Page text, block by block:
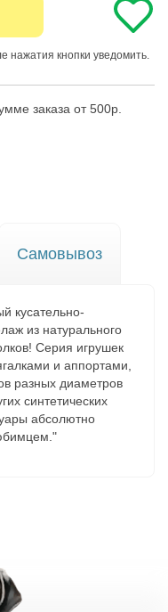
нажатия кнопки уведомить.
заказа от 500р.
Самовывоз
кусательно-
из натурального
Серия игрушек
и аппортами,
разных диаметров
синтетических
абсолютно